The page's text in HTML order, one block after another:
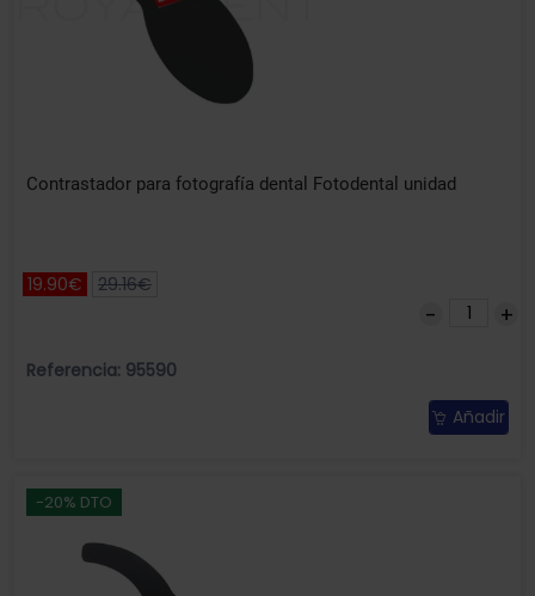
Contrastador para fotografía dental Fotodental unidad
19.90€ 29.16€
Referencia: 95590
Añadir
-20% DTO